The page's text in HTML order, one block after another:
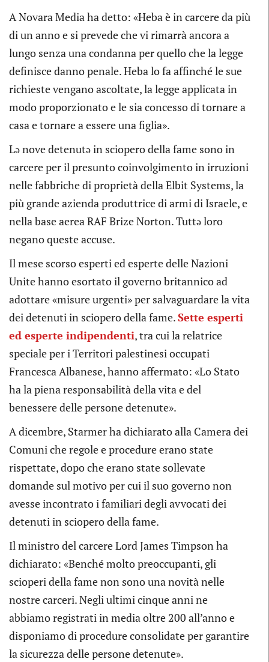
A Novara Media ha detto: «Heba è in carcere da più
di un anno e si prevede che vi rimarrà ancora a
lungo senza una condanna per quello che la legge
definisce danno penale. Heba lo fa affinché le sue
richieste vengano ascoltate, la legge applicata in
modo proporzionato e le sia concesso di tornare a
casa e tornare a essere una figlia».
Lə nove detenutə in sciopero della fame sono in
carcere per il presunto coinvolgimento in irruzioni
nelle fabbriche di proprietà della Elbit Systems, la
più grande azienda produttrice di armi di Israele, e
nella base aerea RAF Brize Norton. Tuttə loro
negano queste accuse.
Il mese scorso esperti ed esperte delle Nazioni
Unite hanno esortato il governo britannico ad
adottare «misure urgenti» per salvaguardare la vita
dei detenuti in sciopero della fame.Sette esperti
ed esperte indipendenti, tra cui la relatrice
speciale per i Territori palestinesi occupati
Francesca Albanese, hanno affermato: «Lo Stato
ha la piena responsabilità della vita e del
benessere delle persone detenute».
A dicembre, Starmer ha dichiarato alla Camera dei
Comuni che regole e procedure erano state
rispettate, dopo che erano state sollevate
domande sul motivo per cui il suo governo non
avesse incontrato i familiari degli avvocati dei
detenuti in sciopero della fame.
Il ministro del carcere Lord James Timpson ha
dichiarato: «Benché molto preoccupanti, gli
scioperi della fame non sono una novità nelle
nostre carceri. Negli ultimi cinque anni ne
abbiamo registrati in media oltre 200 all’anno e
disponiamo di procedure consolidate per garantire
la sicurezza delle persone detenute».